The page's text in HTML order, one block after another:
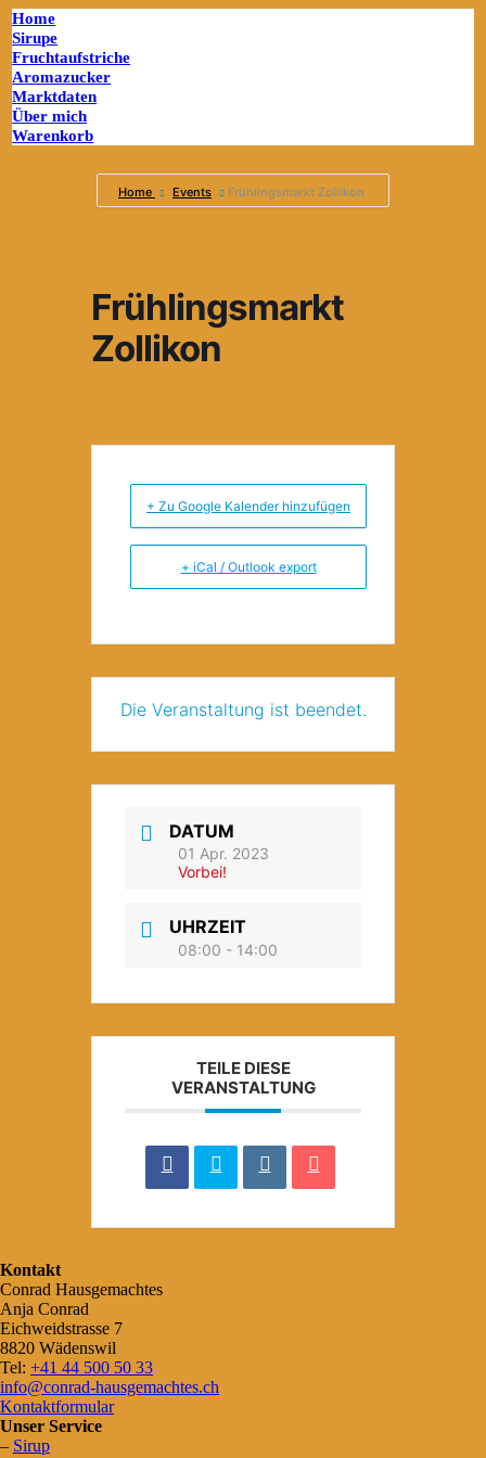
Home
Sirupe
Fruchtaufstriche
Aromazucker
Marktdaten
Über mich
Warenkorb
Home Events Frühlingsmarkt Zollikon
Frühlingsmarkt
Zollikon
+ Zu Google Kalender hinzufügen
+ iCal / Outlook export
Die Veranstaltung ist beendet.
DATUM
01 Apr. 2023
Vorbei!
UHRZEIT
08:00 - 14:00
TEILE DIESE
VERANSTALTUNG
Kontakt
Conrad Hausgemachtes
Anja Conrad
Eichweidstrasse 7
8820 Wädenswil
Tel: +41 44 500 50 33
info@conrad-hausgemachtes.ch
Kontaktformular
Unser Service
– Sirup